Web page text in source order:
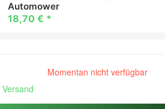
Automower
18,70 € *
Versand
Momentan nicht verfügbar